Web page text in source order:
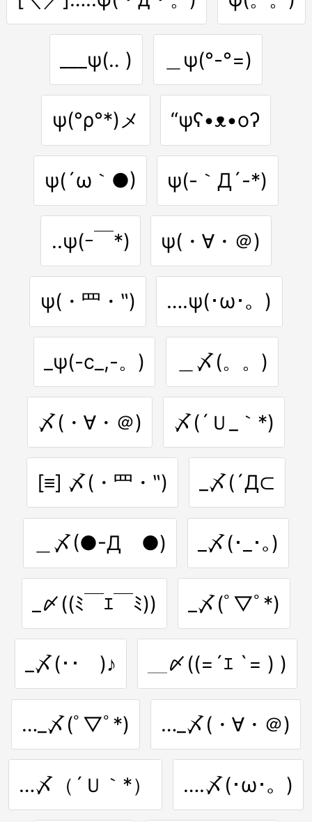
___ψ(‥ ) ＿ψ(°-°=)
ψ(°ρ°*)メ “ψʕ•ᴥ•oʔ
ψ(´ω｀●) ψ(-｀Д´-*)
..ψ(ｰ￣*) ψ(・∀・＠)
ψ(・⺫・‶) ….ψ(･ω･。)
_ψ(-c_,-。) ＿〆(。。)
〆(・∀・＠) 〆(´Ｕ_｀*)
[≡] 〆(・⺫・‶) _〆(´Д⊂
＿〆(●-Дゞ●) _〆(･_･｡)
_〆((ﾐ￣ｴ￣ﾐ)) _〆(ﾟ▽ﾟ*)
_〆(･･ )♪ ＿〆((=´ｴ `= ) )
…_〆(ﾟ▽ﾟ*) …_〆(・∀・＠)
…〆（´Ｕ｀*） ….〆(･ω･。)